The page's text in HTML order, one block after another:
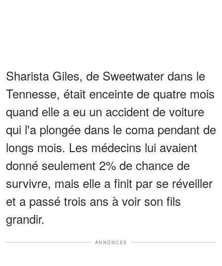
Sharista Giles, de Sweetwater dans le
Tennesse, était enceinte de quatre mois
quand elle a eu un accident de voiture
qui l'a plongée dans le coma pendant de
longs mois. Les médecins lui avaient
donné seulement 2% de chance de
survivre, mais elle a finit par se réveiller
et a passé trois ans à voir son fils
grandir.
ANNONCES